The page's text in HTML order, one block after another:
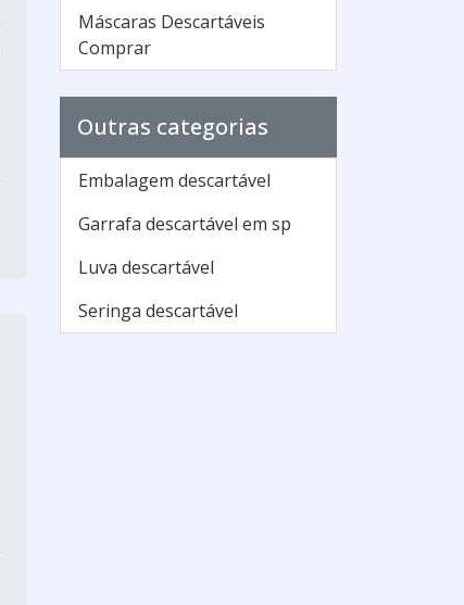
Máscaras Descartáveis
Comprar
Outras categorias
Embalagem descartável
Garrafa descartável em sp
Luva descartável
Seringa descartável